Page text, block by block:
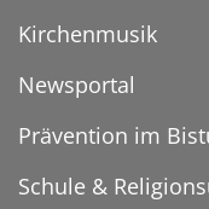
Kirchenmusik
Newsportal
Prävention im
Schule &